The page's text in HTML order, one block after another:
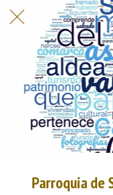
Parroquia de